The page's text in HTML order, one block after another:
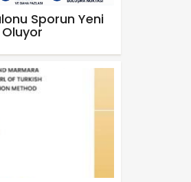
Sporun Yeni